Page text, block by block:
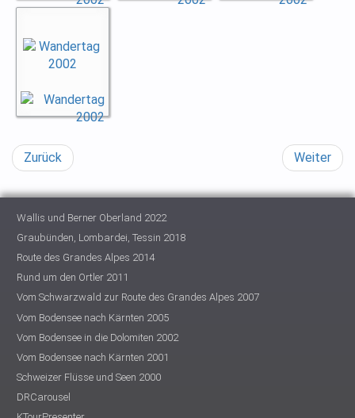
Zurück Weiter
Wallis und Berner Oberland 2022
Graubünden, Lombardei, Tessin 2018
Route des Grandes Alpes 2014
Rund um den Ortler 2011
Vom Schwarzwald zur Route des Grandes Alpes 2007
Vom Bodensee nach Kärnten 2005
Vom Bodensee in die Dolomiten 2002
Vom Bodensee nach Kärnten 2001
Schweizer Flüsse und Seen 2000
DRCarousel